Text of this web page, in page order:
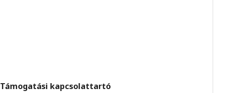
Támogatási kapcsolattartó